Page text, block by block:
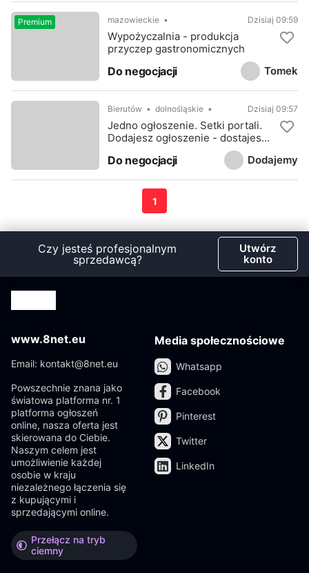
Tomek
Premium mazowieckie Dzisiaj 09:59
Wypożyczalnia - produkcja
przyczep gastronomicznych
Do negocjacji
Dodajemy
Bierutów dolnośląskie Dzisiaj 09:57
Jedno ogłoszenie. Setki portali.
Dodajesz ogłoszenie - dostajesz
Do negocjacji
1
Czy jesteś profesjonalnym
sprzedawcą?
Utwórz
konto
www.8net.eu
Email: kontakt@8net.eu
Powszechnie znana jako
światowa platforma nr. 1
platforma ogłoszeń
online, nasza oferta jest
skierowana do Ciebie.
Naszym celem jest
umożliwienie każdej
osobie w kraju
niezależnego łączenia się
z kupującymi i
sprzedającymi online.
Przełącz na tryb
ciemny
Media społecznościowe
Whatsapp
Facebook
Pinterest
Twitter
LinkedIn